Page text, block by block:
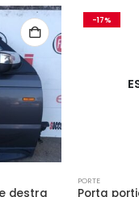
destra
-17%
PORTE
Porta